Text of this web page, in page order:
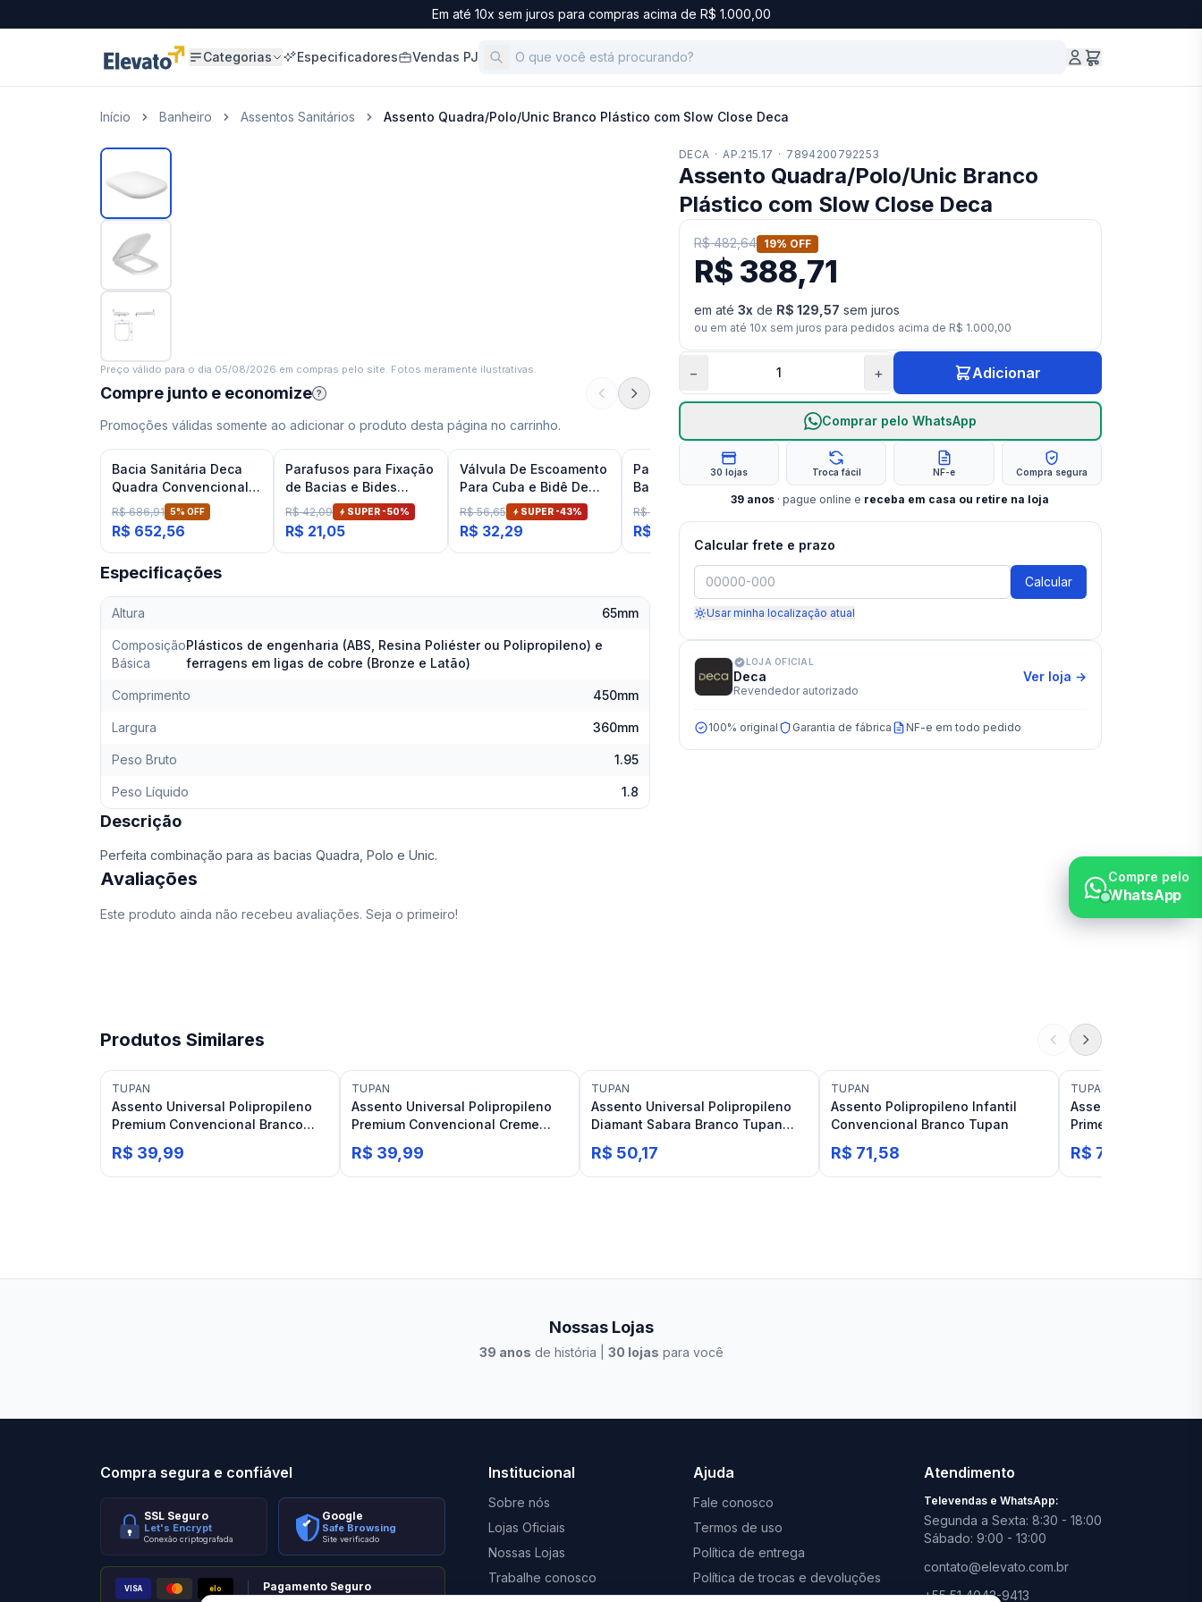
Em até 10x sem juros para compras acima de R$ 1.000,00
Categorias Especificadores Vendas PJ
Início Banheiro Assentos Sanitários Assento Quadra/Polo/Unic Branco Plástico com Slow Close Deca
Preço válido para o dia 05/08/2026 em compras pelo site. Fotos meramente ilustrativas.
Compre junto e economize ?
Promoções válidas somente ao adicionar o produto desta página no carrinho.
Bacia Sanitária Deca
Quadra Convencional
Branco
R$ 686,91 5% OFF
R$ 652,56
Parafusos para Fixação
de Bacias e Bides
Cromado Deca
R$ 42,09 SUPER -50%
R$ 21,05
Válvula De Escoamento
Para Cuba e Bidê De
Banheiro Cromado
Deca
R$ 56,65 SUPER -43%
R$ 32,29
Parafuso Cromado para
Bacia Sanitária
Conjunto Fixação
Lateral Deca Sp12101
R$ 50,26
R$ 26,14
Especificações
Altura 65mm
Composição
Básica
Plásticos de engenharia (ABS, Resina Poliéster ou Polipropileno) e
ferragens em ligas de cobre (Bronze e Latão)
Comprimento 450mm
Largura 360mm
Peso Bruto 1.95
Peso Líquido 1.8
Descrição
Perfeita combinação para as bacias Quadra, Polo e Unic.
Avaliações
Este produto ainda não recebeu avaliações. Seja o primeiro!
DECA · AP.215.17 · 7894200792253
Assento Quadra/Polo/Unic Branco
Plástico com Slow Close Deca
R$ 482,64 19% OFF
R$ 388,71
em até 3x de R$ 129,57 sem juros
ou em até 10x sem juros para pedidos acima de R$ 1.000,00
− + Adicionar
Comprar pelo WhatsApp
30 lojas Troca fácil NF-e Compra segura
39 anos · pague online e receba em casa ou retire na loja
Calcular frete e prazo
Calcular
Usar minha localização atual
LOJA OFICIAL
Deca
Revendedor autorizado
Ver loja →
100% original Garantia de fábrica NF-e em todo pedido
Produtos Similares
TUPAN
Assento Universal Polipropileno
Premium Convencional Branco
Tupan
R$ 39,99
TUPAN
Assento Universal Polipropileno
Premium Convencional Creme
Tupan
R$ 39,99
TUPAN
Assento Universal Polipropileno
Diamant Sabara Branco Tupan
Icasa
R$ 50,17
TUPAN
Assento Polipropileno Infantil
Convencional Branco Tupan
R$ 71,58
TUPAN
Assento Universal
Prime Convencional
R$ 73,19
Nossas Lojas
39 anos de história | 30 lojas para você
Elevato Xangri-Lá
Compra segura e confiável
SSL Seguro
Let's Encrypt
Conexão criptografada
Google
Safe Browsing
Site verificado
VISA elo Pagamento Seguro
Institucional
Sobre nós
Lojas Oficiais
Nossas Lojas
Trabalhe conosco
Ajuda
Fale conosco
Termos de uso
Política de entrega
Política de trocas e devoluções
Atendimento
Televendas e WhatsApp:
Segunda a Sexta: 8:30 - 18:00
Sábado: 9:00 - 13:00
contato@elevato.com.br
+55 51 4042-9413
Compre pelo
WhatsApp